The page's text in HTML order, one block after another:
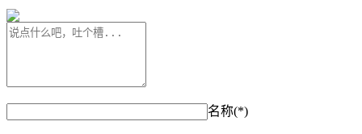
名称(*)